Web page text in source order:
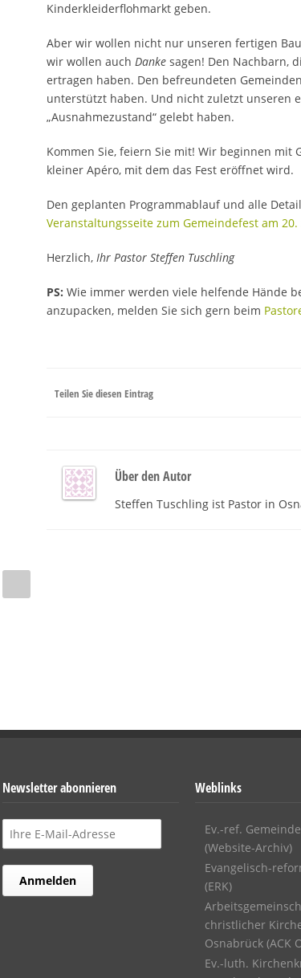
Kinderkleiderflohmarkt geben.
Aber wir wollen nicht nur unseren fertigen
wir wollen auch Danke sagen! Den Nachbarn,
ertragen haben. Den befreundeten
unterstützt haben. Und nicht zuletzt unseren
„Ausnahmezustand“ gelebt haben.
Kommen Sie, feiern Sie mit! Wir beginnen mit
kleiner Apéro, mit dem das Fest eröffnet wird.
Den geplanten Programmablauf und alle
Veranstaltungsseite zum Gemeindefest am
Herzlich, Ihr Pastor Steffen Tuschling
PS: Wie immer werden viele helfende Hände
anzupacken, melden Sie sich gern beim
Teilen Sie diesen Eintrag
Über den Autor
Steffen Tuschling ist Pastor in
Newsletter abonnieren Weblinks
Ev.-ref.
(Website-Archiv)
Evangelisch-
(ERK)
christlicher
Osnabrück (ACK
Ev.-luth.